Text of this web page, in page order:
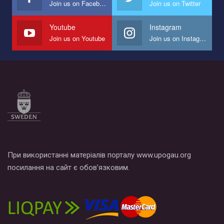
Мы просим вас поддержать нас и помочь нам реализовать
наш план по борьбе с насилием и дискриминацией на почве
СОГИ в Украине.
Все, что вам нужно сделать - это зайти на наш канал YouTube
Join us on Facebook Join us on Twitter
Youtube
Join us on Youtube
Instagram
Join us on Instagram
При використанні матеріалів порталу www.upogau.org
посилання на сайт є обов’язковим.